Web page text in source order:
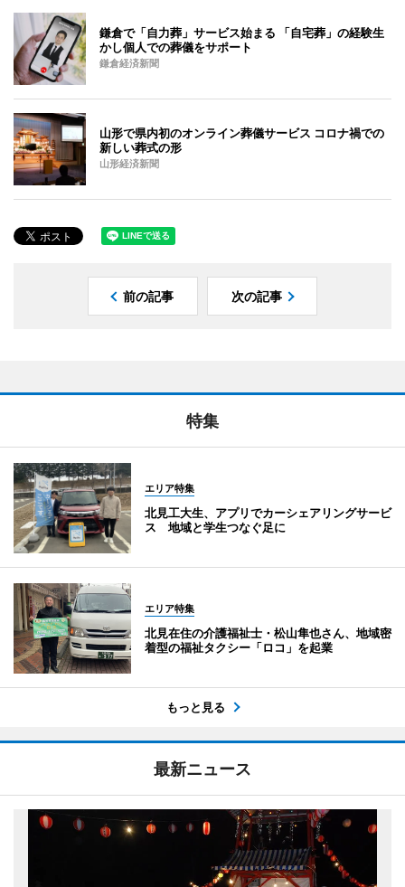
鎌倉で「自力葬」サービス始まる 「自宅葬」の経験生
かし個人での葬儀をサポート
鎌倉経済新聞
山形で県内初のオンライン葬儀サービス コロナ禍での
新しい葬式の形
山形経済新聞
前の記事 次の記事
特集
エリア特集
北見工大生、アプリでカーシェアリングサービ
ス 地域と学生つなぐ足に
エリア特集
北見在住の介護福祉士・松山隼也さん、地域密
着型の福祉タクシー「ロコ」を起業
もっと見る
最新ニュース